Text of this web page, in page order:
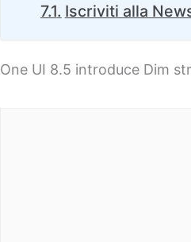
Iscriviti alla
One UI 8.5 introduce Dim